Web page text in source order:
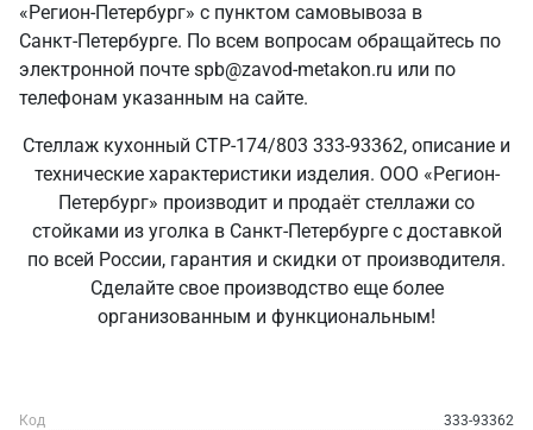
«Регион-Петербург» с пунктом самовывоза в
Санкт‑Петербурге. По всем вопросам обращайтесь по
электронной почте spb@zavod-metakon.ru или по
телефонам указанным на сайте.
Стеллаж кухонный СТР-174/803 333-93362, описание и
технические характеристики изделия. ООО «Регион-
Петербург» производит и продаёт стеллажи со
стойками из уголка в Санкт‑Петербурге с доставкой
по всей России, гарантия и скидки от производителя.
Сделайте свое производство еще более
организованным и функциональным!
Код
333-93362